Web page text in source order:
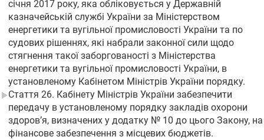
січня 2017 року, яка обліковується у Державній
казначейській службі України за Міністерством
енергетики та вугільної промисловості України та по
судових рішеннях, які набрали законної сили щодо
стягнення такої заборгованості з Міністерства
енергетики та вугільної промисловості України, в
установленому Кабінетом Міністрів України порядку.
Стаття 26. Кабінету Міністрів України забезпечити
передачу в установленому порядку закладів охорони
здоров’я, визначених у додатку № 10 до цього Закону, на
фінансове забезпечення з місцевих бюджетів.